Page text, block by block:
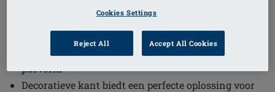
Bestelcode: 2118 Isabel SB
Stevig aansluitende beha, geeft een perfecte
pasvorm
Decoratieve kant biedt een perfecte oplossing voor
Cookies Settings
Reject All Accept All Cookies